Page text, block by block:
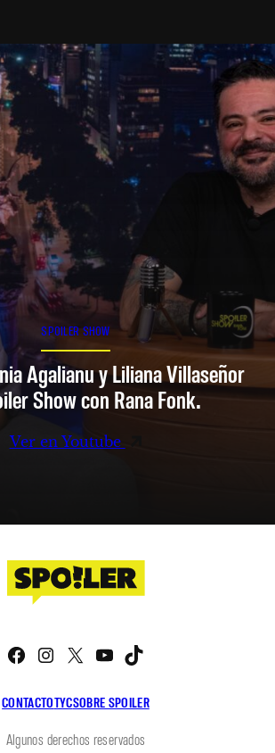
SPOILER SHOW
Agalianu y Liliana Villaseñor
Show con Rana Fonk.
Ver en Youtube
CONTACTOTYCSOBRE SPOILER
Facebook
Instagram
X YouTube
Algunos derechos reservados